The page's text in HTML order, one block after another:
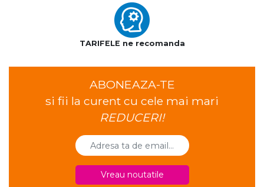
TARIFELE ne recomanda
ABONEAZA-TE
si fii la curent cu cele mai mari
REDUCERI!
Vreau noutatile